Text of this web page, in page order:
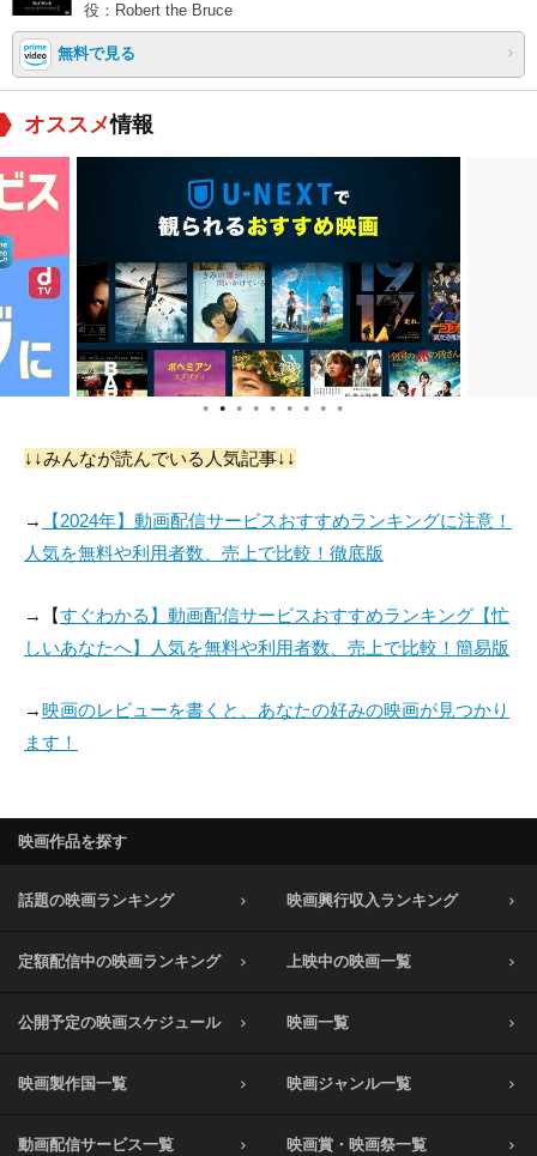
役：Robert the Bruce
無料で見る
オススメ情報
● ● ● ● ● ● ● ● ●
↓↓みんなが読んでいる人気記事↓↓
→
【2024年】動画配信サービスおすすめランキングに注意！
人気を無料や利用者数、売上で比較！徹底版
→【すぐわかる】動画配信サービスおすすめランキング【忙
しいあなたへ】人気を無料や利用者数、売上で比較！簡易版
→映画のレビューを書くと、あなたの好みの映画が見つかり
ます！
映画作品を探す
話題の映画ランキング 映画興行収入ランキング
定額配信中の映画ランキング 上映中の映画一覧
公開予定の映画スケジュール 映画一覧
映画製作国一覧 映画ジャンル一覧
動画配信サービス一覧 映画賞・映画祭一覧